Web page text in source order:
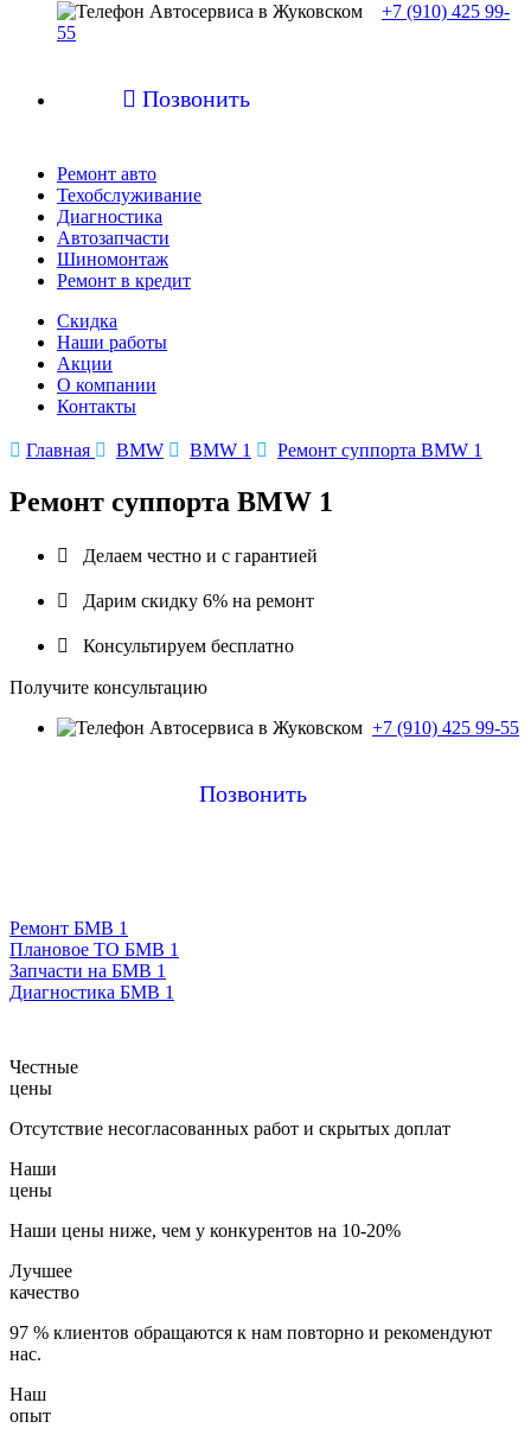
+7 (910) 425 99-
55
 Позвонить
Ремонт авто
Техобслуживание
Диагностика
Автозапчасти
Шиномонтаж
Ремонт в кредит
Скидка
Наши работы
Акции
О компании
Контакты
 Главная  BMW  BMW 1  Ремонт суппорта BMW 1
Ремонт суппорта BMW 1
 Делаем честно и с гарантией
 Дарим скидку 6% на ремонт
 Консультируем бесплатно
Получите консультацию
+7 (910) 425 99-55
Позвонить
Ремонт БМВ 1
Плановое ТО БМВ 1
Запчасти на БМВ 1
Диагностика БМВ 1
Честные
цены
Отсутствие несогласованных работ и скрытых доплат
Наши
цены
Наши цены ниже, чем у конкурентов на 10-20%
Лучшее
качество
97 % клиентов обращаются к нам повторно и рекомендуют
нас.
Наш
опыт